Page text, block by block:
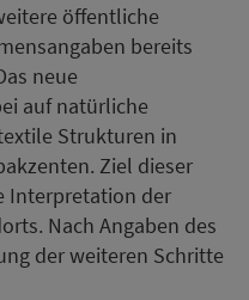
öffentliche
bereits
neue
auf natürliche
Strukturen in
Ziel dieser
Interpretation der
Nach Angaben des
der weiteren Schritte